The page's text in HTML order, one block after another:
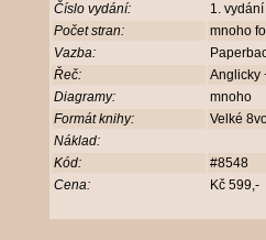
Číslo vydání:
1.
Počet stran:
mnoho
Vazba:
Řeč:
Anglicky
Diagramy:
mnoho
Formát knihy:
Velké
Náklad:
Kód:
#8548
Cena:
Kč 599,-